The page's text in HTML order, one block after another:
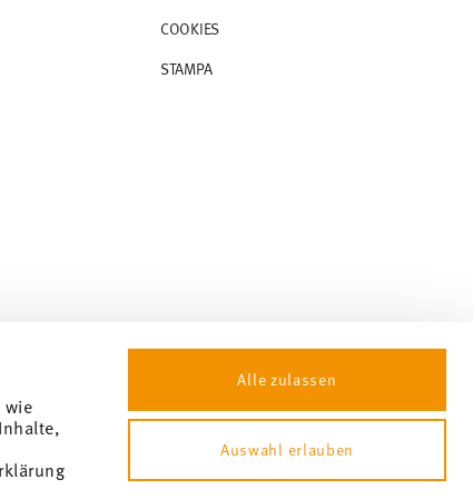
wie
Alle zulassen
Auswahl erlauben
COOKIES
STAMPA